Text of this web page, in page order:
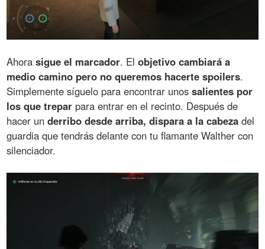
Ahorasigue el marcador. Elobjetivo cambiará a
medio camino pero no queremos hacerte spoilers.
Simplemente síguelo para encontrar unossalientes por
los que trepar para entrar en el recinto. Después de
hacer underribo desde arriba, dispara a la cabeza del
guardia que tendrás delante con tu flamante Walther con
silenciador.